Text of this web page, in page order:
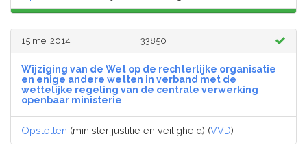
15 mei 2014 33850
Wijziging van de Wet op de rechterlijke organisatie
en enige andere wetten in verband met de
wettelijke regeling van de centrale verwerking
openbaar ministerie
Opstelten (minister justitie en veiligheid) (VVD)